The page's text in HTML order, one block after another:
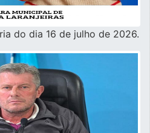
do dia 16 de julho de 2026.